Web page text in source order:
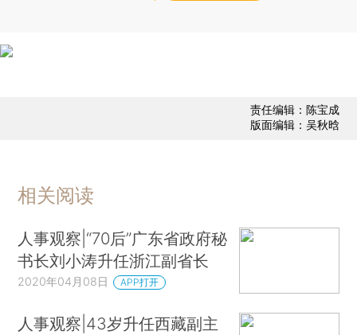
责任编辑：陈宝成
版面编辑：吴秋晗
相关阅读
人事观察|“70后”广东省政府秘
书长刘小涛升任浙江副省长
2020年04月08日 APP打开
人事观察|43岁升任西藏副主